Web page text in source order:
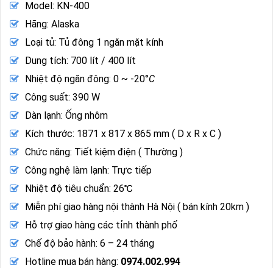
Model: KN-400
Hãng: Alaska
Loại tủ: Tủ đông 1 ngăn mặt kính
Dung tích: 700 lít / 400 lít
Nhiệt độ ngăn đông: 0 ~ -20°C
Công suất: 390 W
Dàn lạnh: Ống nhôm
Kích thước: 1871 x 817 x 865 mm ( D x R x C )
Chức năng: Tiết kiệm điện ( Thường )
Công nghệ làm lạnh: Trực tiếp
Nhiệt độ tiêu chuẩn: 26℃
Miễn phí giao hàng nội thành Hà Nội ( bán kính 20km )
Hỗ trợ giao hàng các tỉnh thành phố
Chế độ bảo hành: 6 – 24 tháng
Hotline mua bán hàng: 0974.002.994